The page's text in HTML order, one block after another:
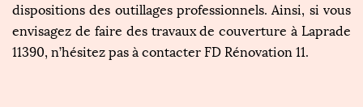
dispositions des outillages professionnels. Ainsi, si vous
envisagez de faire des travaux de couverture à Laprade
11390, n’hésitez pas à contacter FD Rénovation 11.